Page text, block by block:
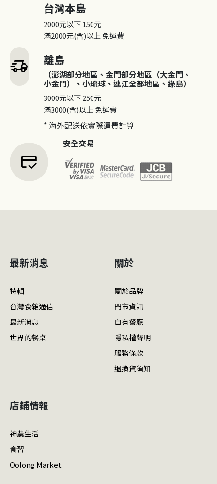
delivery_truck_speed
台灣本島
2000元以下150元
滿2000元(含)以上免運費
離島
（澎湖部分地區、金門部分地區（大金門、
小金門）、小琉球、連江全部地區、綠島）
3000元以下250元
滿3000(含)以上免運費
* 海外配送依實際運費計算
credit_score
安全交易
最新消息
特輯
台灣食雜通信
最新消息
世界的餐桌
關於
關於品牌
門市資訊
自有餐廳
隱私權聲明
服務條款
退換貨須知
店鋪情報
神農生活
食習
Oolong Market